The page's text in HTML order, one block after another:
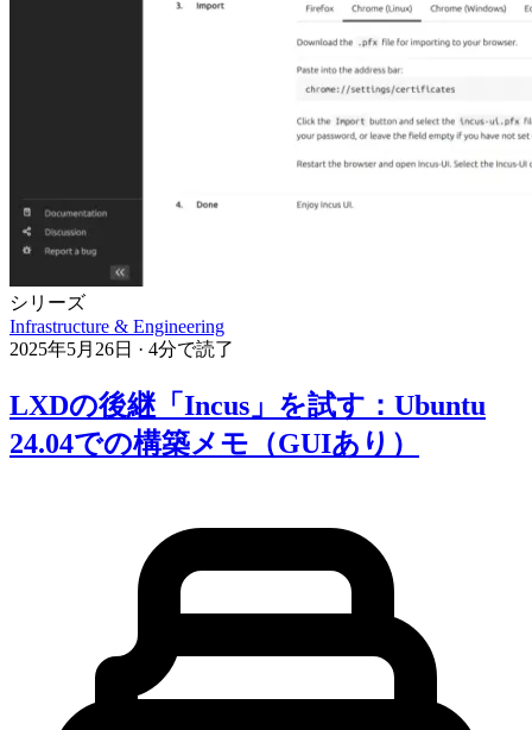
シリーズ
Infrastructure & Engineering
2025年5月26日 · 4分で読了
LXDの後継「Incus」を試す：Ubuntu
24.04での構築メモ（GUIあり）